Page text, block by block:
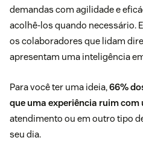
demandas com agilidade e
acolhê-los quando necessário.
os colaboradores que lidam
apresentam uma inteligência
Para você ter uma ideia,66%
que uma experiência ruim com
atendimento ou em outro tipo
seu dia.